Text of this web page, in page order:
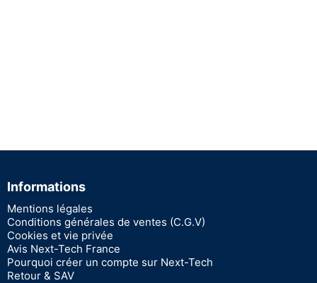
Informations
Mentions légales
Conditions générales de ventes (C.G.V)
Cookies et vie privée
Avis Next-Tech France
Pourquoi créer un compte sur Next-Tech
Retour & SAV